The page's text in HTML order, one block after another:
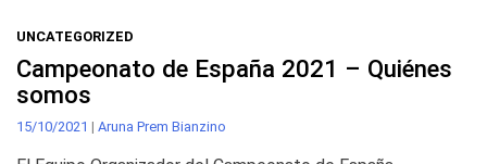
UNCATEGORIZED
Campeonato de España 2021 – Quiénes
somos
15/10/2021 | Aruna Prem Bianzino